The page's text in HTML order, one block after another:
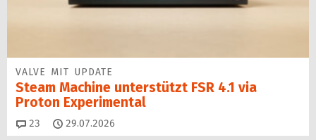
VALVE MIT UPDATE
Steam Machine unterstützt FSR 4.1 via
Proton Experimental
23 Kommentare
29.07.2026